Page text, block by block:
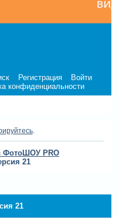
Регистрация
Войти
конфиденциальности
.
ФотоШОУ PRO
21
21